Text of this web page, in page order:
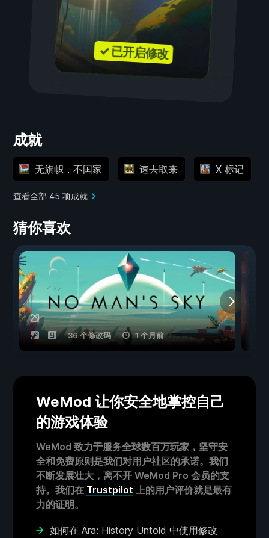
✓ 已开启修改
成就
无旗帜，不国家 速去取来 X 标记
查看全部 45 项成就
猜你喜欢
36 个修改码 1 个月前
WeMod 让你安全地掌控自己
的游戏体验
WeMod 致力于服务全球数百万玩家，坚守安
全和免费原则是我们对用户社区的承诺。我们
不断发展壮大，离不开 WeMod Pro 会员的支
持。我们在 Trustpilot 上的用户评价就是最有
力的证明。
如何在 Ara: History Untold 中使用修改